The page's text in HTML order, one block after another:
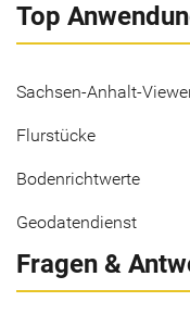
Top
Sachsen-Anhalt-
Flurstücke
Bodenrichtwerte
Geodatendienst
Fragen &